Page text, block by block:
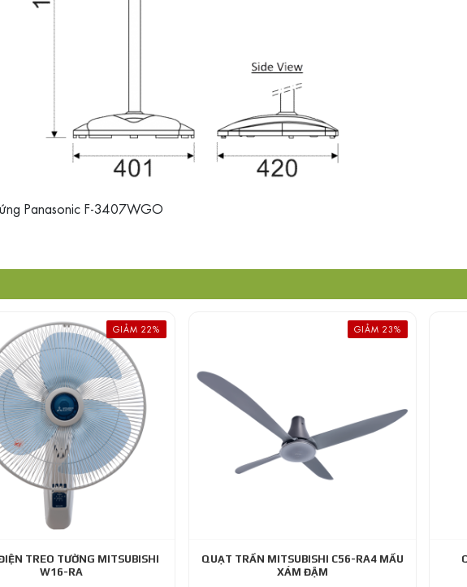
Panasonic F-3407WGO
GIẢM 22%
TREO TƯỜNG MITSUBISHI
W16-RA
GIẢM 23%
QUẠT TRẦN MITSUBISHI C56-RA4 MẦU
XÁM ĐẬM